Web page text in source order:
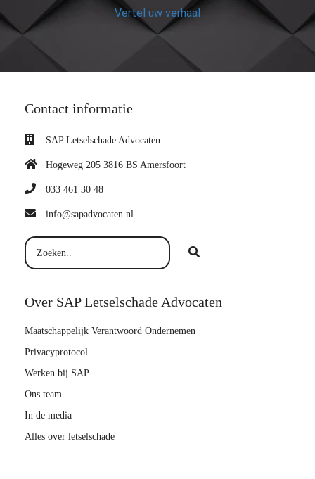
Vertel uw verhaal
Contact informatie
SAP Letselschade Advocaten
Hogeweg 205 3816 BS Amersfoort
033 461 30 48
info@sapadvocaten.nl
Over SAP Letselschade Advocaten
Maatschappelijk Verantwoord Ondernemen
Privacyprotocol
Werken bij SAP
Ons team
In de media
Alles over letselschade